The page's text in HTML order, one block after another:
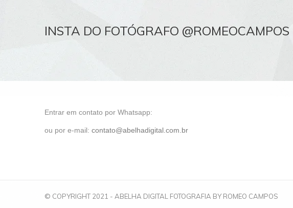
INSTA DO FOTÓGRAFO @ROMEOCAMPOS
Entrar em contato por Whatsapp:
ou por e-mail: contato@abelhadigital.com.br
© COPYRIGHT 2021 - ABELHA DIGITAL FOTOGRAFIA BY ROMEO CAMPOS